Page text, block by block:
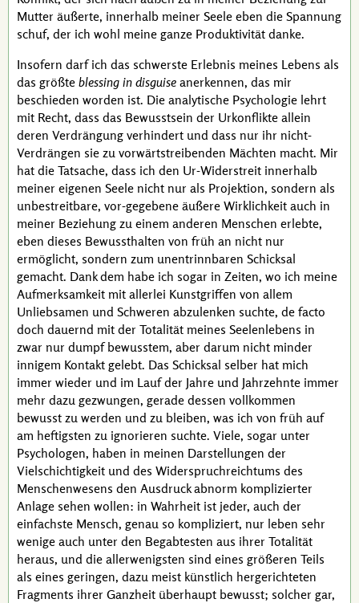
Mutter äußerte, innerhalb meiner Seele eben die Spannung
schuf, der ich wohl meine ganze Produktivität danke.
Insofern darf ich das schwerste Erlebnis meines Lebens als
das größte blessing in disguise anerkennen, das mir
beschieden worden ist. Die analytische Psychologie lehrt
mit Recht, dass das Bewusstsein der Urkonflikte allein
deren Verdrängung verhindert und dass nur ihr nicht-
Verdrängen sie zu vorwärtstreibenden Mächten macht. Mir
hat die Tatsache, dass ich den Ur-Widerstreit innerhalb
meiner eigenen Seele nicht nur als Projektion, sondern als
unbestreitbare, vor-gegebene äußere Wirklichkeit auch in
meiner Beziehung zu einem anderen Menschen erlebte,
eben dieses Bewussthalten von früh an nicht nur
ermöglicht, sondern zum unentrinnbaren Schicksal
gemacht. Dank dem habe ich sogar in Zeiten, wo ich meine
Aufmerksamkeit mit allerlei Kunstgriffen von allem
Unliebsamen und Schweren abzulenken suchte, de facto
doch dauernd mit der Totalität meines Seelenlebens in
zwar nur dumpf bewusstem, aber darum nicht minder
innigem Kontakt gelebt. Das Schicksal selber hat mich
immer wieder und im Lauf der Jahre und Jahrzehnte immer
mehr dazu gezwungen, gerade dessen vollkommen
bewusst zu werden und zu bleiben, was ich von früh auf
am heftigsten zu ignorieren suchte. Viele, sogar unter
Psychologen, haben in meinen Darstellungen der
Vielschichtigkeit und des Widerspruchreichtums des
Menschenwesens den Ausdruck abnorm komplizierter
Anlage sehen wollen: in Wahrheit ist jeder, auch der
einfachste Mensch, genau so kompliziert, nur leben sehr
wenige auch unter den Begabtesten aus ihrer Totalität
heraus, und die allerwenigsten sind eines größeren Teils
als eines geringen, dazu meist künstlich hergerichteten
Fragments ihrer Ganzheit überhaupt bewusst; solcher gar,